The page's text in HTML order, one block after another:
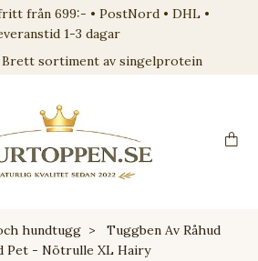
från 699:- • PostNord • DHL •
1-3 dagar
Brett sortiment av singelprotein
hundtugg
Tuggben Av Råhud
Pet - Nötrulle XL Hairy